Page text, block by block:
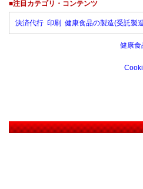
■注目カテゴリ・コンテンツ
決済代行 印刷 健康食品の製造(受託製
健康食